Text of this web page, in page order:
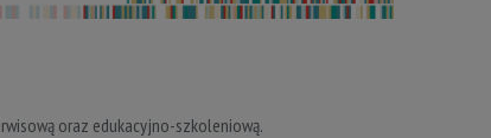
oraz edukacyjno-szkoleniową.